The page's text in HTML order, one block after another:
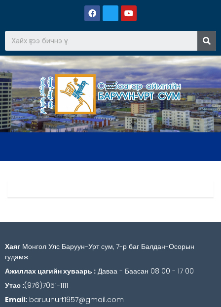
Хаяг Монгол Улс Баруун-Урт сум, 7-р баг Балдан-Осорын
гудамж
Ажиллах цагийн хуваарь : Даваа - Баасан 08 00 - 17 00
Утас :(976)7051-1111
Email: baruunurt1957@gmail.com